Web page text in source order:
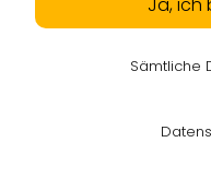
Sämtliche